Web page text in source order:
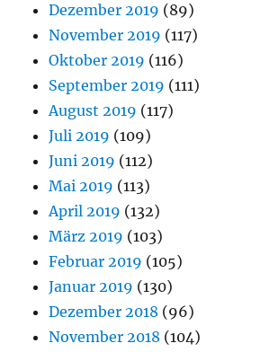
Dezember 2019 (89)
November 2019 (117)
Oktober 2019 (116)
September 2019 (111)
August 2019 (117)
Juli 2019 (109)
Juni 2019 (112)
Mai 2019 (113)
April 2019 (132)
März 2019 (103)
Februar 2019 (105)
Januar 2019 (130)
Dezember 2018 (96)
November 2018 (104)